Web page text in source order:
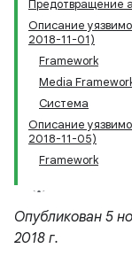
Предотвращение
Описание
2018-11-01)
Framework
Media
Система
Описание
2018-11-05)
Framework
Опубликован 5
2018 г.